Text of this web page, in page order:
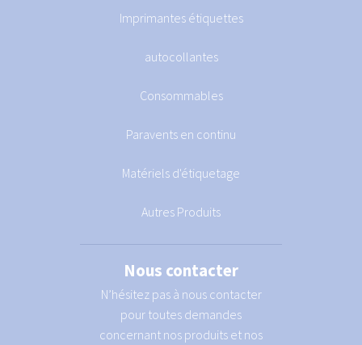
Imprimantes étiquettes
autocollantes
Consommables
Paravents en continu
Matériels d'étiquetage
Autres Produits
Nous contacter
N’hésitez pas à nous contacter
pour toutes demandes
concernant nos produits et nos